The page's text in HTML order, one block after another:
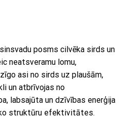
posms cilvēka sirds un
neatsveramu lomu,
asi no sirds uz plaušām,
un atbrīvojas no
labsajūta un dzīvības enerģija
struktūru efektivitātes.